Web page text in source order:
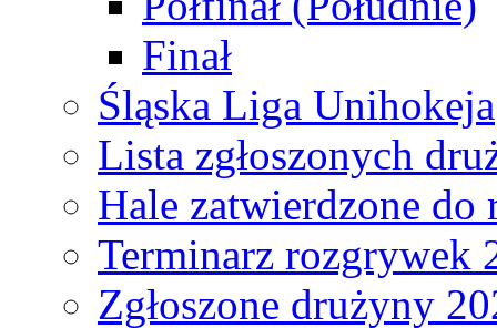
Finał
Śląska Liga Unihokeja
Lista zgłoszonych
Hale zatwierdzone do
Terminarz rozgrywek
Zgłoszone drużyny